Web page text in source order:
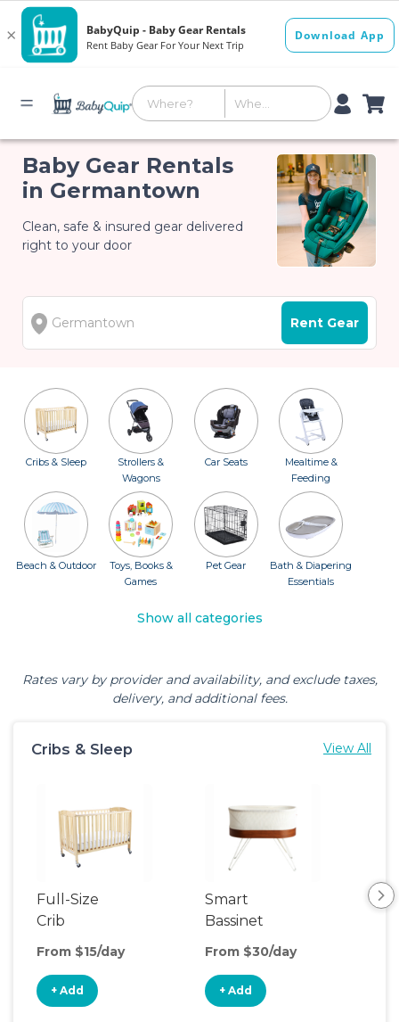
Baby Gear Rentals
in Germantown
Clean, safe & insured gear delivered
right to your door
Rent Gear
Cribs & Sleep
Strollers &
Wagons
Car Seats
Mealtime &
Feeding
Beach & Outdoor
Toys, Books &
Games
Pet Gear
Bath & Diapering
Essentials
Show all categories
Rates vary by provider and availability, and exclude taxes,
delivery, and additional fees.
Cribs & Sleep View All
Full-Size
Crib
From $15/day
+ Add
Smart
Bassinet
From $30/day
+ Add